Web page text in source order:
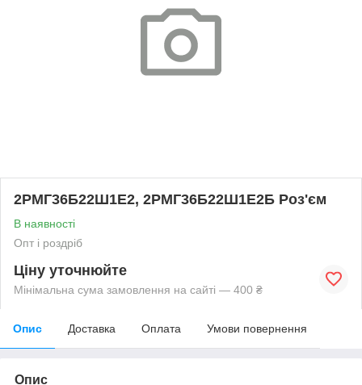
2РМГ36Б22Ш1Е2, 2РМГ36Б22Ш1Е2Б Роз'єм
В наявності
Опт і роздріб
Ціну уточнюйте
Мінімальна сума замовлення на сайті — 400 ₴
Опис Доставка Оплата Умови повернення
Опис